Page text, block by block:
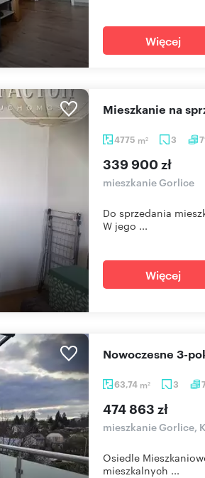
Więcej
4775 m2 3
mieszkanie na
339 900 zł
mieszkanie Gorlice
Do sprzedania
W jego ...
Więcej
63,74 m2 3
Nowoczesne 3-
474 863 zł
mieszkanie Gorlice,
Osiedle
mieszkalnych ...